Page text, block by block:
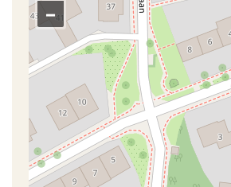
−